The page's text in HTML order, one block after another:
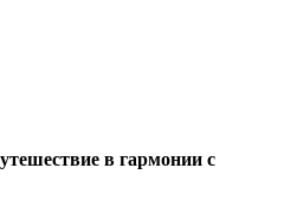
в гармонии с